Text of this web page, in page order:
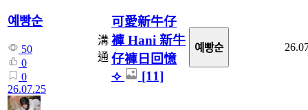
예빵순
50
0
0
26.07.25
溝
通
可愛新牛仔
褲 Hani 新牛
仔褲日回憶
⟢
[11]
예빵순